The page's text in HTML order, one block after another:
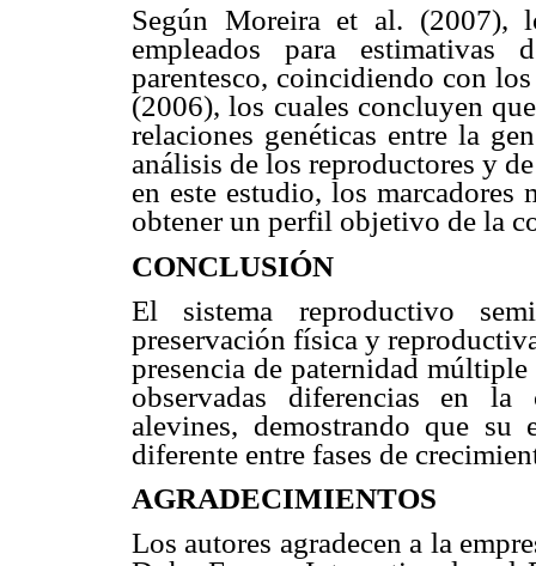
Según Moreira et al. (2007),
empleados para estimativas
parentesco, coincidiendo con
(2006), los cuales concluyen
relaciones genéticas entre la
análisis de los reproductores y
en este estudio, los
obtener un perfil objetivo de la
CONCLUSIÓN
El sistema reproductivo
preservación física y
presencia de paternidad
observadas diferencias en
alevines, demostrando que
diferente entre fases de
AGRADECIMIENTOS
Los autores agradecen a la